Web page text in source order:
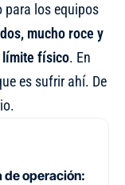
para los equipos
mucho roce y
límite físico. En
es sufrir ahí. De
de operación: